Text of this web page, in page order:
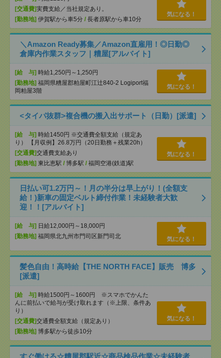
[交通費]実費支給／当社規定あり。
[勤務地] 伊賀駅から車5分 / 長者原駅から車10分
気になる！
＼Amazon Ready募集／Amazon直雇用！◎日勤◎
倉庫内作業スタッフ｜糟屋[アルバイト]
[給 与] 時給1,250円～1,250円
[勤務地] 福岡県糟屋郡粕屋町江辻840-2 Logiport福
岡粕屋3階
気になる！
<タイパ抜群>複合機の搬入出サポート（日勤）[派遣]
[給 与] 時給1450円 ※交通費全額支給（規定あ
り） 【月収例】26.8万円（20日勤務＋残業20h）
[交通費]交通費支給あり
[勤務地] 東比恵駅 / 博多駅 / 福岡空港(鉄道)駅
気になる！
日払い可1.2万円～！月の半分は早上がり！(全額支
給！)新車の固定ベルト締付作業！未経験者大歓
迎！！[アルバイト]
[給 与] 日給12,000円～18,000円
[勤務地] 福岡県北九州市門司区新門司北 気になる！
髪色自由！高時給【THE NORTH FACE】販売 博多
[派遣]
[給 与] 時給1500円～1600円 ※スマホでかんた
んに前払いで給与が受け取れます（※上限、条件あ
り）
[交通費]交通費全額支給（規定あり）
[勤務地] 博多駅から徒歩10分
気になる！
すぐ働ける☆糟屋郡駅近☆商品検品作業☆未経験者